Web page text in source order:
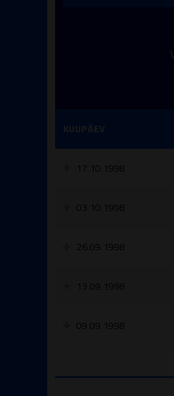
KUUPÄEV
17.10.1998
26.09.1998
09.09.1998